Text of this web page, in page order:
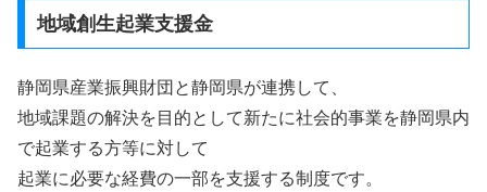
地域創生起業支援金
静岡県産業振興財団と静岡県が連携して、
地域課題の解決を目的として新たに社会的事業を静岡県内
で起業する方等に対して
起業に必要な経費の一部を支援する制度です。